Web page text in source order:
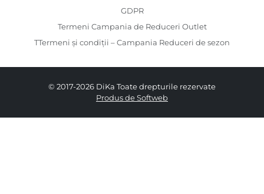
GDPR
Termeni Campania de Reduceri Outlet
TTermeni și condiții – Campania Reduceri de sezon
© 2017-2026 DiKa Toate drepturile rezervate
Produs de Softweb